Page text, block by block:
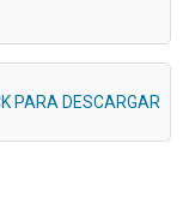
PARA DESCARGAR